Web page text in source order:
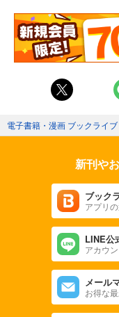
電子書籍・漫画 ブックライブ
新刊や
ブック
アプリ
LINE公
アカウ
メール
お得な